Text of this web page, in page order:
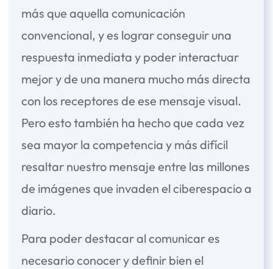
más que aquella comunicación
convencional, y es lograr conseguir una
respuesta inmediata y poder interactuar
mejor y de una manera mucho más directa
con los receptores de ese mensaje visual.
Pero esto también ha hecho que cada vez
sea mayor la competencia y más difícil
resaltar nuestro mensaje entre las millones
de imágenes que invaden el ciberespacio a
diario.
Para poder destacar al comunicar es
necesario conocer y definir bien el